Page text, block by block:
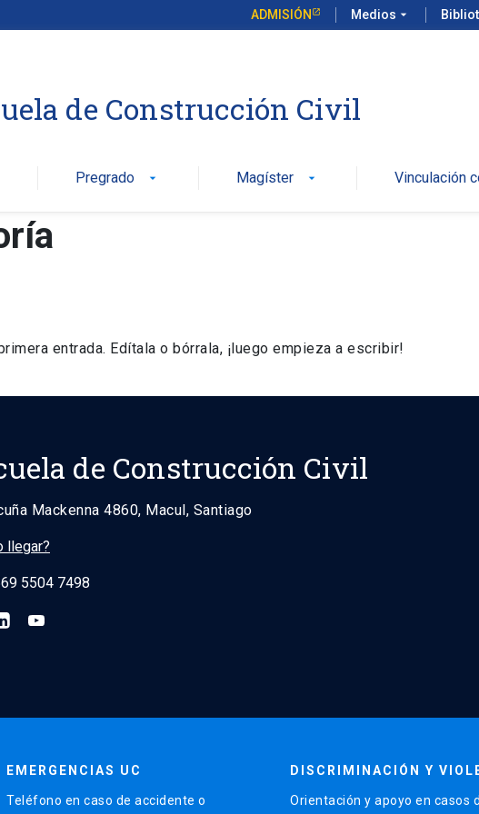
ADMISIÓN Medios arrow_drop_down
de Construcción Civil
Pregrado arrow_drop_down Magíster arrow_drop_down Vinculación
entrada. Edítala o bórrala, ¡luego empieza a escribir!
de Construcción Civil
Mackenna 4860, Macul, Santiago
llegar?
5504 7498
EMERGENCIAS UC
Teléfono en caso de accidente o
DISCRIMINACIÓN Y
Orientación y apoyo en casos